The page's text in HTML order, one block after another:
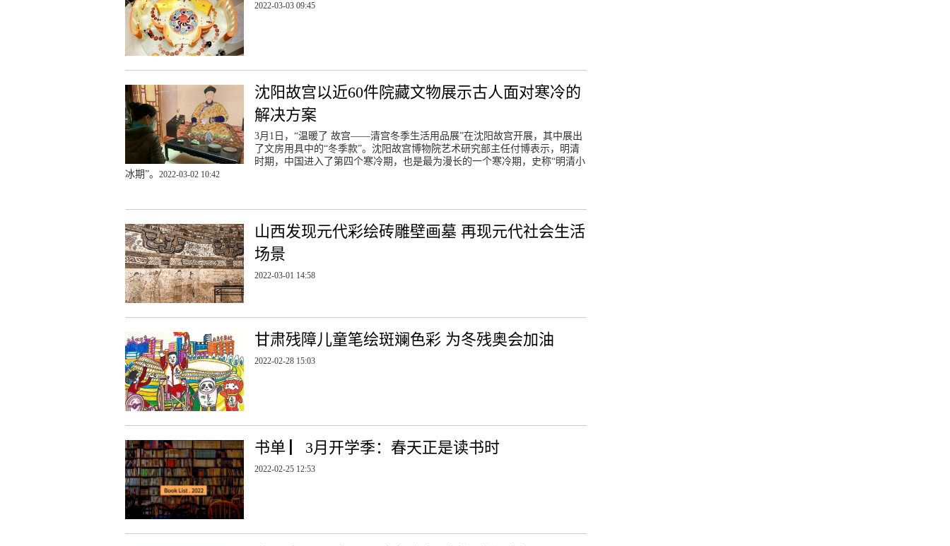
2022-03-03 09:45
沈阳故宫以近60件院藏文物展示古人面对寒冷的
解决方案
3月1日，“温暖了 故宫——清宫冬季生活用品展”在沈阳故宫开展，其中展出
了文房用具中的“冬季款”。沈阳故宫博物院艺术研究部主任付博表示，明清
时期，中国进入了第四个寒冷期，也是最为漫长的一个寒冷期，史称“明清小
冰期”。 2022-03-02 10:42
山西发现元代彩绘砖雕壁画墓 再现元代社会生活
场景
2022-03-01 14:58
甘肃残障儿童笔绘斑斓色彩 为冬残奥会加油
2022-02-28 15:03
书单 ▏3月开学季：春天正是读书时
2022-02-25 12:53